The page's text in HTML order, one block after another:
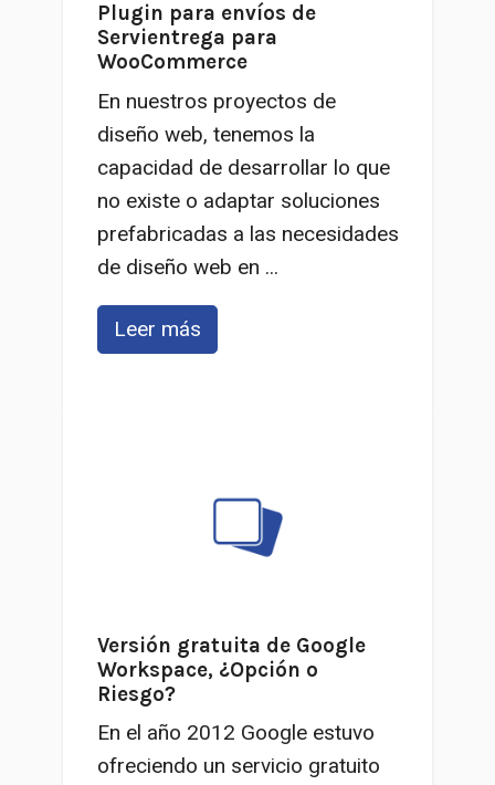
Plugin para envíos de
Servientrega para
WooCommerce
En nuestros proyectos de
diseño web, tenemos la
capacidad de desarrollar lo que
no existe o adaptar soluciones
prefabricadas a las necesidades
de diseño web en ...
Leer más
Versión gratuita de Google
Workspace, ¿Opción o
Riesgo?
En el año 2012 Google estuvo
ofreciendo un servicio gratuito